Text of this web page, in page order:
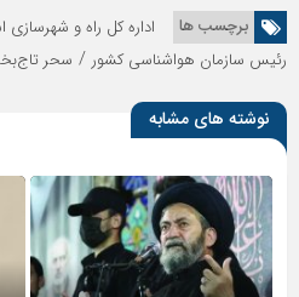
برچسب ها اداره کل راه و شهرسازی
رئیس سازمان هواشناسی کشور / سحر
نوشته های مشابه